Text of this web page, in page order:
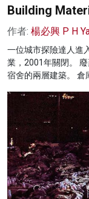
Building
作者: 楊必興 P H
一位城市探險達人進
業，2001年關閉。
宿舍的兩層建築。 倉